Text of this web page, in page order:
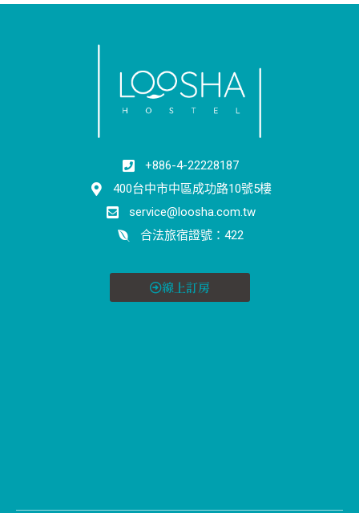
+886-4-22228187
400台中市中區成功路10號5樓
service@loosha.com.tw
合法旅宿證號：422
線上訂房